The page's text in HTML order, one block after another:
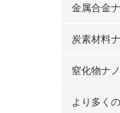
金属合金
炭素材料
窒化物ナ
より多く